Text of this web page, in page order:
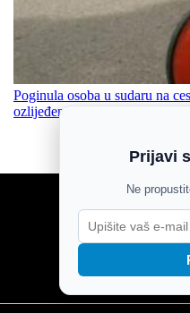
Poginula osoba u sudaru na
ozlijeđeni prevezen
Prijavi
Ne